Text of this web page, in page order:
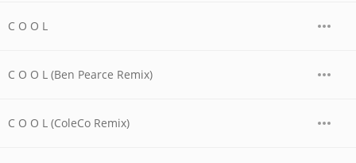
C O O L
C O O L (Ben Pearce Remix)
C O O L (ColeCo Remix)